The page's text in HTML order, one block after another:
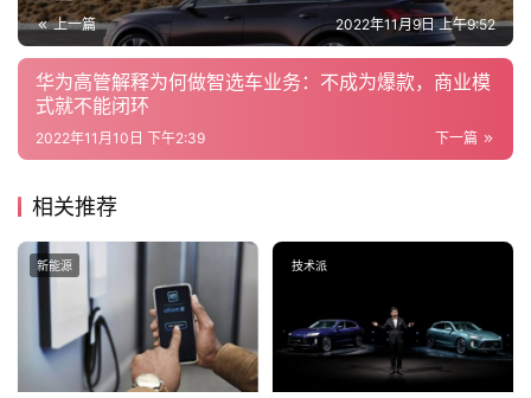
上一篇 2022年11月9日 上午9:52
华为高管解释为何做智选车业务：不成为爆款，商业模
式就不能闭环
下一篇
2022年11月10日 下午2:39
相关推荐
新能源 技术派